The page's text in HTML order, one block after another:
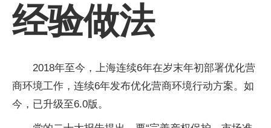
经验做法
2018年至今，上海连续6年在岁末年初部署优化营
商环境工作，连续6年发布优化营商环境行动方案。如
今，已升级至6.0版。